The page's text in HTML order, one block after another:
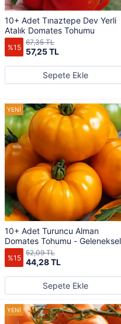
10+ Adet Tınaztepe Dev Yerli
Atalık Domates Tohumu
%15 57,25 TL
67,35 TL
Sepete Ekle
10+ Adet Turuncu Alman
Domates Tohumu - Geleneksel
%15 44,28 TL
52,09 TL
Sepete Ekle